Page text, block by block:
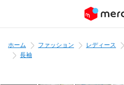
ホーム ファッション レディース
長袖